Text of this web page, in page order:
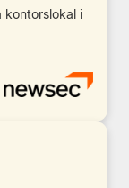
kontorslokal i